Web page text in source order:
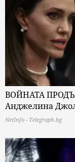
ВОЙНАТА
Анджелина
NetInfo - Telegraph.bg